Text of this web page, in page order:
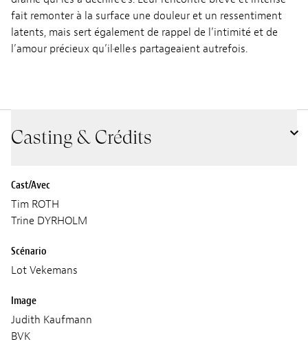
fait remonter à la surface une douleur et un ressentiment
latents, mais sert également de rappel de l’intimité et de
l’amour précieux qu’il·elle·s partageaient autrefois.
Casting & Crédits
Cast/Avec
Tim ROTH
Trine DYRHOLM
Scénario
Lot Vekemans
Image
Judith Kaufmann
BVK